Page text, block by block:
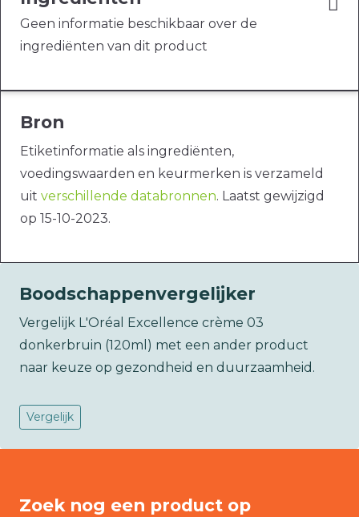
Geen informatie beschikbaar over de
ingrediënten van dit product
Bron
Etiketinformatie als ingrediënten,
voedingswaarden en keurmerken is verzameld
uit verschillende databronnen. Laatst gewijzigd
op 15-10-2023.
Boodschappenvergelijker
Vergelijk L'Oréal Excellence crème 03
donkerbruin (120ml) met een ander product
naar keuze op gezondheid en duurzaamheid.
Vergelijk
Zoek nog een product op